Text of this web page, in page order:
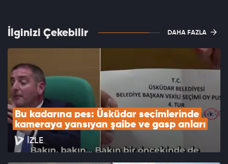
İlginizi Çekebilir DAHA FAZLA
Bu kadarına pes: Üsküdar seçimlerinde
kameraya yansıyan şaibe ve gasp anları
İZLE